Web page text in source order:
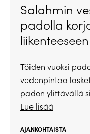
Salahmin
padolla
Töiden vuoksi
vedenpintaa
padon ylittävällä
Lue lisää
AJANKOHTAISTA